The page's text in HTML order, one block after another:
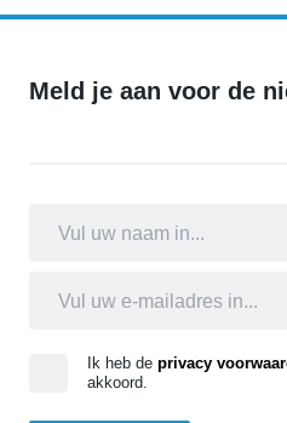
Meld je aan voor de
Ik heb de privacy
akkoord.